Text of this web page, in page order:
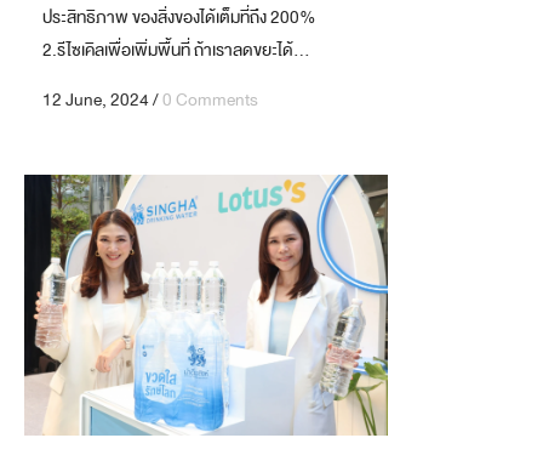
ประสิทธิภาพ ของสิ่งของได้เต็มที่ถึง 200%
2.รีไซเคิลเพื่อเพิ่มพื้นที่ ถ้าเราลดขยะได้...
12 June, 2024/0 Comments